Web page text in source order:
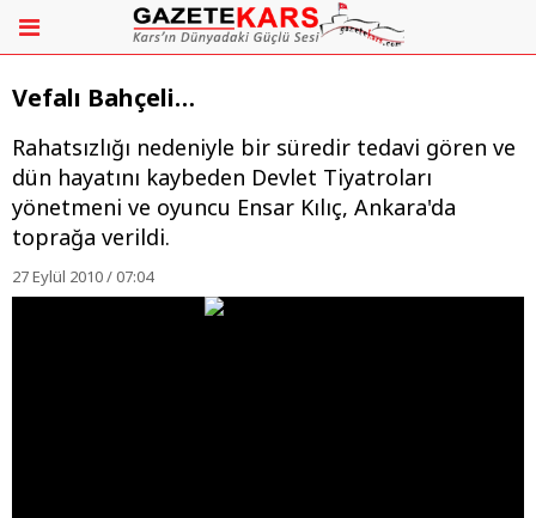
Vefalı Bahçeli…
Rahatsızlığı nedeniyle bir süredir tedavi gören ve
dün hayatını kaybeden Devlet Tiyatroları
yönetmeni ve oyuncu Ensar Kılıç, Ankara'da
toprağa verildi.
27 Eylül 2010 / 07:04